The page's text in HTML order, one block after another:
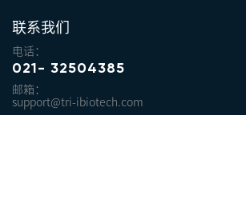
联系我们
电话：
021- 32504385
邮箱：
support@tri-ibiotech.com